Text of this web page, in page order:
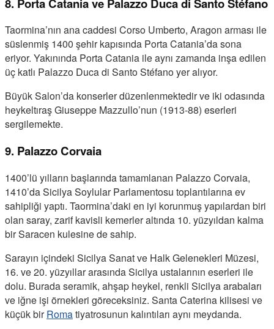
Taormina’nın ana caddesi Corso Umberto, Aragon arması ile
süslenmiş 1400 şehir kapısında Porta Catania’da sona
eriyor. Yakınında Porta Catania ile aynı zamanda inşa edilen
üç katlı Palazzo Duca di Santo Stéfano yer alıyor.
Büyük Salon’da konserler düzenlenmektedir ve iki odasında
heykeltıraş Giuseppe Mazzullo’nun (1913-88) eserleri
sergilemekte.
9. Palazzo Corvaia
1400’lü yılların başlarında tamamlanan Palazzo Corvaia,
1410’da Sicilya Soylular Parlamentosu toplantılarına ev
sahipliği yaptı. Taormina’daki en iyi korunmuş yapılardan biri
olan saray, zarif kavisli kemerler altında 10. yüzyıldan kalma
bir Saracen kulesine de sahip.
Sarayın içindeki Sicilya Sanat ve Halk Gelenekleri Müzesi,
16. ve 20. yüzyıllar arasında Sicilya ustalarının eserleri ile
dolu. Burada seramik, ahşap heykel, renkli Sicilya arabaları
ve iğne işi örnekleri göreceksiniz. Santa Caterina kilisesi ve
küçük birRomatiyatrosunun kalıntıları aynı meydanda.